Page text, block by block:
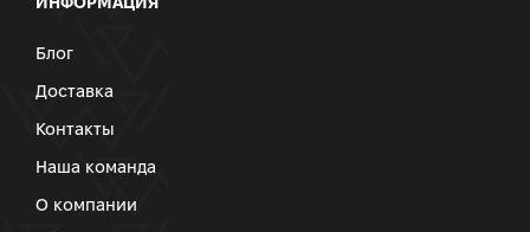
Блог
Доставка
Контакты
Наша команда
О компании